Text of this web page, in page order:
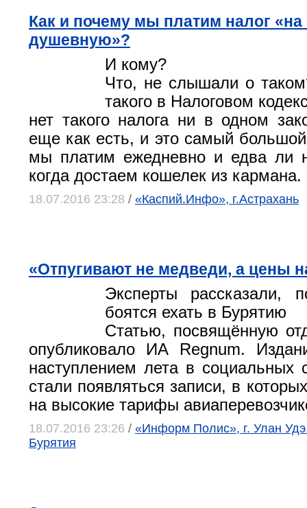
Как и почему мы платим налог «на
душевную»?
И кому?
Что, не слышали о
такого в Налоговом
нет такого налога ни в одном
еще как есть, и это самый большой
мы платим ежедневно и едва ли
когда достаем кошелек из кармана.
18.07.2016 23:28 / «Каспий.Инфо», г.Астрахань
«Отпугивают не медведи, а цены
Эксперты рассказали,
боятся ехать в Бурятию
Статью, посвящённую
опубликовало ИА Regnum.
наступлением лета в социальных
стали появляться записи, в
на высокие тарифы
18.07.2016 23:26 / «Информ Полис», г. Улан
Бурятия